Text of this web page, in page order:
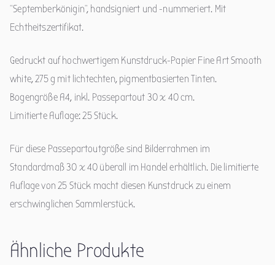
“Septemberkönigin”, handsigniert und -nummeriert. Mit
Echtheitszertifikat.
Gedruckt auf hochwertigem Kunstdruck-Papier Fine Art Smooth
white, 275 g mit lichtechten, pigmentbasierten Tinten.
Bogengröße A4, inkl. Passepartout 30 x 40 cm.
Limitierte Auflage: 25 Stück.
Für diese Passepartoutgröße sind Bilderrahmen im
Standardmaß 30 x 40 überall im Handel erhältlich. Die limitierte
Auflage von 25 Stück macht diesen Kunstdruck zu einem
erschwinglichen Sammlerstück.
Ähnliche Produkte